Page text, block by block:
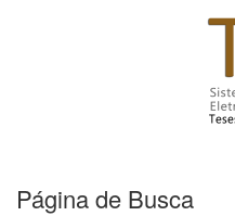
Página de Busca